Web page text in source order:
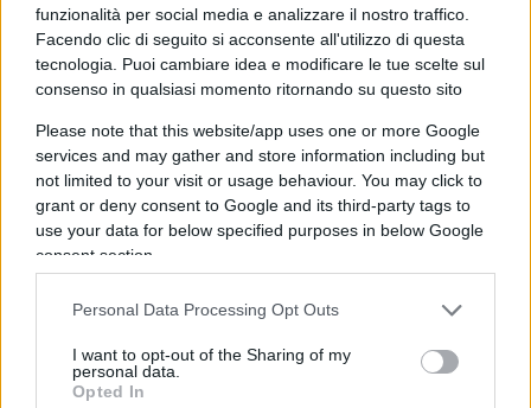
funzionalità per social media e analizzare il nostro traffico.
Facendo clic di seguito si acconsente all'utilizzo di questa
tecnologia. Puoi cambiare idea e modificare le tue scelte sul
consenso in qualsiasi momento ritornando su questo sito
Please note that this website/app uses one or more Google
services and may gather and store information including but
not limited to your visit or usage behaviour. You may click to
grant or deny consent to Google and its third-party tags to
use your data for below specified purposes in below Google
consent section.
Personal Data Processing Opt Outs
I want to opt-out of the Sharing of my
personal data.
Opted In
Ma dunque vediamo un po’ le cattedre possibili al
campo estivo. Ilaria Salis, “Datemi un martello: da
Rita Pavone al Parlamento europeo. Tecniche di
scassinamento e occupazione veloce”.Carola
Rackete,“Corso intensivo di speronamento mezzi
navali militari senza depilazione”.Abou
Souhamoro,“Tontologia del diritto al lusso”.
felici nella Modena “anarchica” e gucciniana”. Lella
Schlein: “Blinda la supercazzola con
scappellamento di fuochi fatui, da sardina a